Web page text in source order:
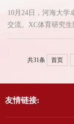
10月24日，河海大
交流。XC体育研究
育执行经理韩勃主持
主任、XC体育副经
研究生教育等情况，
共31条 首页
友情链接: